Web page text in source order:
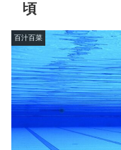
頃
百汁百菜